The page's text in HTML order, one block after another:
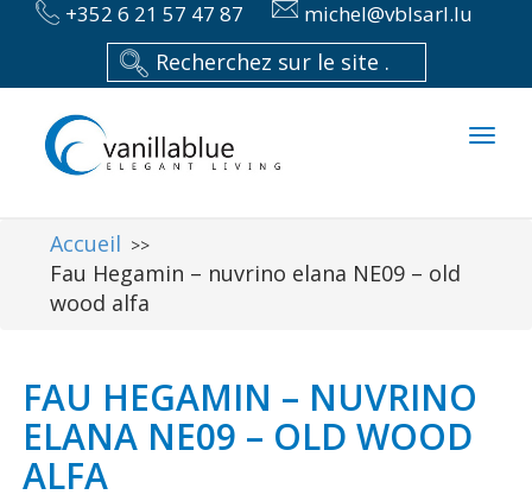
+352 6 21 57 47 87 michel@vblsarl.lu
Accueil >>
Fau Hegamin – nuvrino elana NE09 – old
wood alfa
FAU HEGAMIN – NUVRINO
ELANA NE09 – OLD WOOD
ALFA